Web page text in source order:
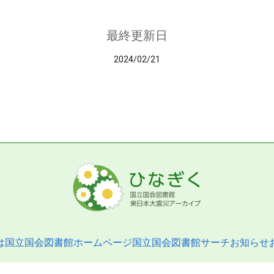
最終更新日
2024/02/21
国立国会図書館ホームページ国立国会図書館サーチお知らせ